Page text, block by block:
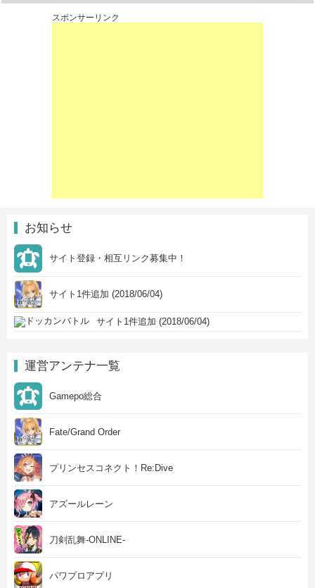
スポンサーリンク
お知らせ
サイト登録・相互リンク募集中！
サイト1件追加 (2018/06/04)
サイト1件追加 (2018/06/04)
運営アンテナ一覧
Gamepo総合
Fate/Grand Order
プリンセスコネクト！Re:Dive
アズールレーン
刀剣乱舞-ONLINE-
パワプロアプリ